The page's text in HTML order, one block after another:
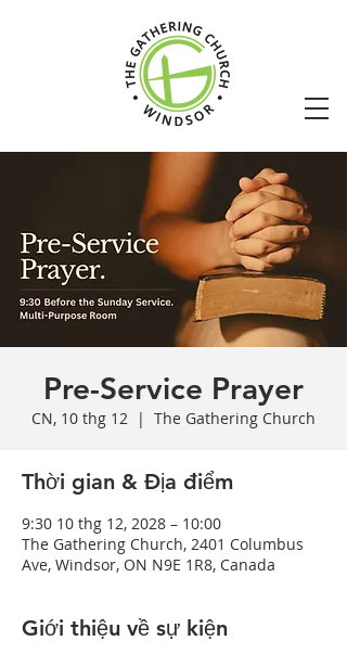
Pre-Service Prayer
CN, 10 thg 12
  |
The Gathering Church
Thời gian & Địa điểm
9:30 10 thg 12, 2028 – 10:00
The Gathering Church, 2401 Columbus
Ave, Windsor, ON N9E 1R8, Canada
Giới thiệu về sự kiện